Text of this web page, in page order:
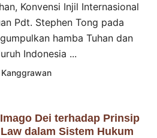
Konvensi Injil Internasional
Pdt. Stephen Tong pada
hamba Tuhan dan
Indonesia ...
Dei terhadap Prinsip
dalam Sistem Hukum